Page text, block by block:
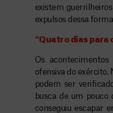
existem
expulsos dessa
“Quatro dias para
Os
ofensiva do exército.
podem ser
busca de um pouco
conseguiu escapar